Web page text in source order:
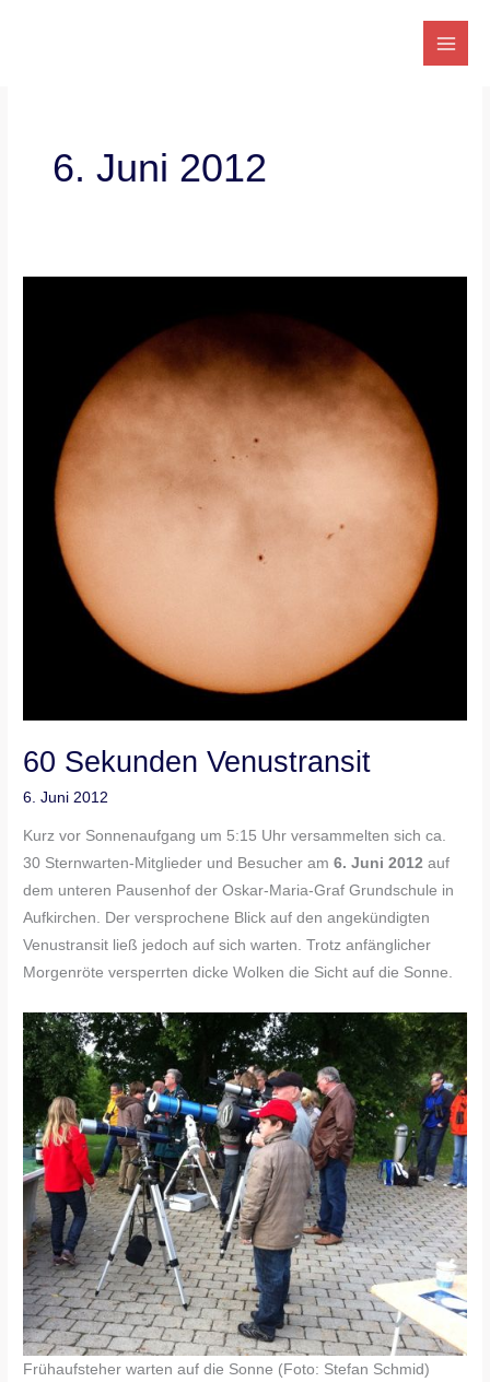
6. Juni 2012
60 Sekunden Venustransit
6. Juni 2012
Kurz vor Sonnenaufgang um 5:15 Uhr versammelten sich ca.
30 Sternwarten-Mitglieder und Besucher am6. Juni 2012 auf
dem unteren Pausenhof der Oskar-Maria-Graf Grundschule in
Aufkirchen. Der versprochene Blick auf den angekündigten
Venustransit ließ jedoch auf sich warten. Trotz anfänglicher
Morgenröte versperrten dicke Wolken die Sicht auf die Sonne.
Frühaufsteher warten auf die Sonne (Foto: Stefan Schmid)